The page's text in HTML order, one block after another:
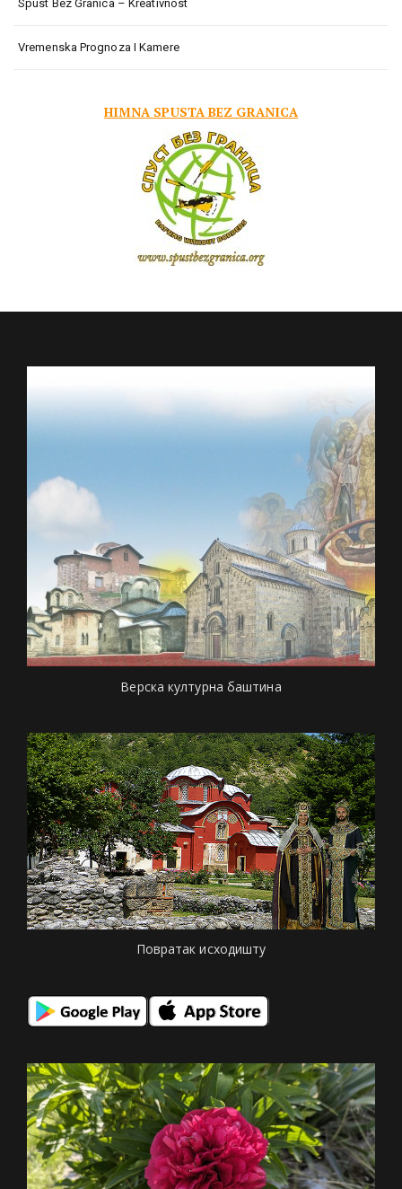
Spust Bez Granica – Kreativnost
Vremenska Prognoza I Kamere
HIMNA SPUSTA BEZ GRANICA
Верска културна баштина
Повратак исходишту